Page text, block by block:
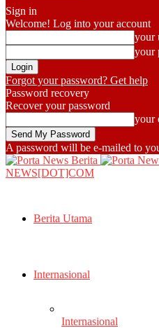
Sign in
Welcome! Log into your account
your
your
Forgot your password? Get help
Password recovery
Recover your password
your
A password will be e-mailed to
NEWS[DOT]COM
Berita Utama
Internasional
Internasional